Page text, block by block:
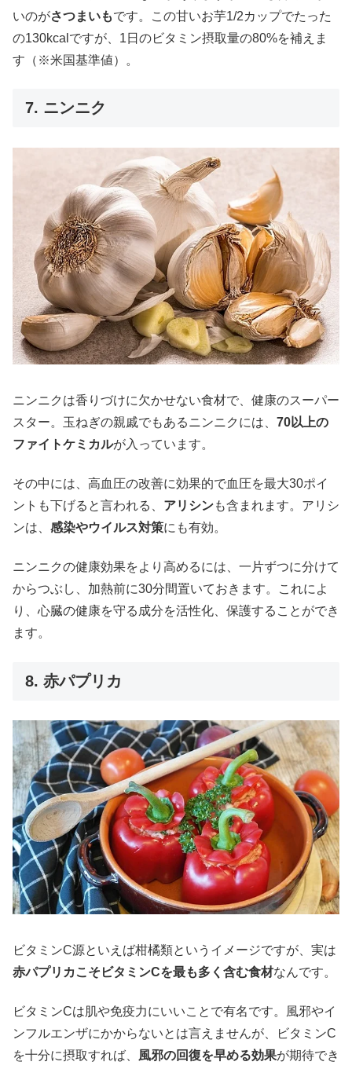
いのがさつまいもです。この甘いお芋1/2カップでたった
の130kcalですが、1日のビタミン摂取量の80%を補えま
す（※米国基準値）。
7. ニンニク
ニンニクは香りづけに欠かせない食材で、健康のスーパー
スター。玉ねぎの親戚でもあるニンニクには、 70以上の
ファイトケミカルが入っています。
その中には、高血圧の改善に効果的で血圧を最大30ポイ
ントも下げると言われる、 アリシンも含まれます。アリシ
ンは、 感染やウイルス対策にも有効。
ニンニクの健康効果をより高めるには、一片ずつに分けて
からつぶし、加熱前に30分間置いておきます。これによ
り、心臓の健康を守る成分を活性化、保護することができ
ます。
8. 赤パプリカ
ビタミンC源といえば柑橘類というイメージですが、実は
赤パプリカこそビタミンCを最も多く含む食材なんです。
ビタミンCは肌や免疫力にいいことで有名です。風邪やイ
ンフルエンザにかからないとは言えませんが、ビタミンC
を十分に摂取すれば、 風邪の回復を早める効果が期待でき